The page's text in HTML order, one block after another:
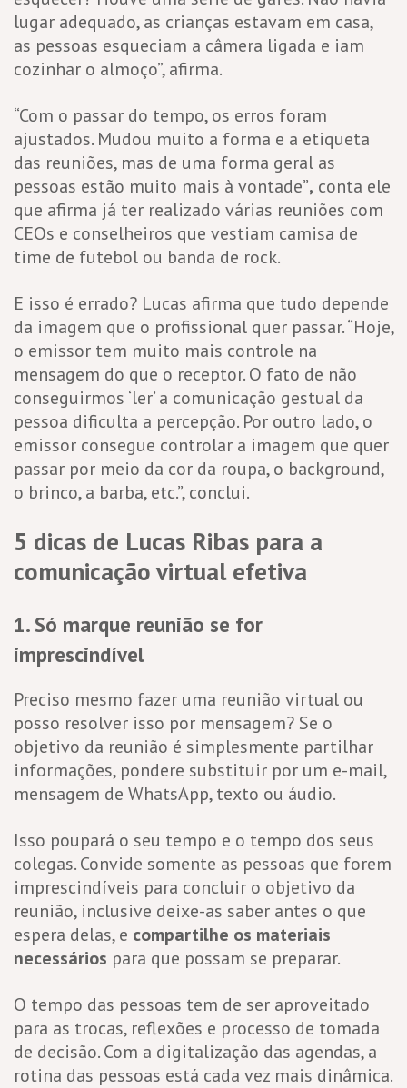
lugar adequado, as crianças estavam em casa,
as pessoas esqueciam a câmera ligada e iam
cozinhar o almoço”, afirma.
“Com o passar do tempo, os erros foram
ajustados. Mudou muito a forma e a etiqueta
das reuniões, mas de uma forma geral as
pessoas estão muito mais à vontade”, conta ele
que afirma já ter realizado várias reuniões com
CEOs e conselheiros que vestiam camisa de
time de futebol ou banda de rock.
E isso é errado? Lucas afirma que tudo depende
da imagem que o profissional quer passar. “Hoje,
o emissor tem muito mais controle na
mensagem do que o receptor. O fato de não
conseguirmos ‘ler’ a comunicação gestual da
pessoa dificulta a percepção. Por outro lado, o
emissor consegue controlar a imagem que quer
passar por meio da cor da roupa, o background,
o brinco, a barba, etc.”, conclui.
5 dicas de Lucas Ribas para a
comunicação virtual efetiva
1. Só marque reunião se for
imprescindível
Preciso mesmo fazer uma reunião virtual ou
posso resolver isso por mensagem? Se o
objetivo da reunião é simplesmente partilhar
informações, pondere substituir por um e-mail,
mensagem de WhatsApp, texto ou áudio.
Isso poupará o seu tempo e o tempo dos seus
colegas. Convide somente as pessoas que forem
imprescindíveis para concluir o objetivo da
reunião, inclusive deixe-as saber antes o que
espera delas, e compartilhe os materiais
necessários para que possam se preparar.
O tempo das pessoas tem de ser aproveitado
para as trocas, reflexões e processo de tomada
de decisão. Com a digitalização das agendas, a
rotina das pessoas está cada vez mais dinâmica.